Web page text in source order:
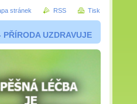
UZDRAVUJE
stránek RSS Tisk